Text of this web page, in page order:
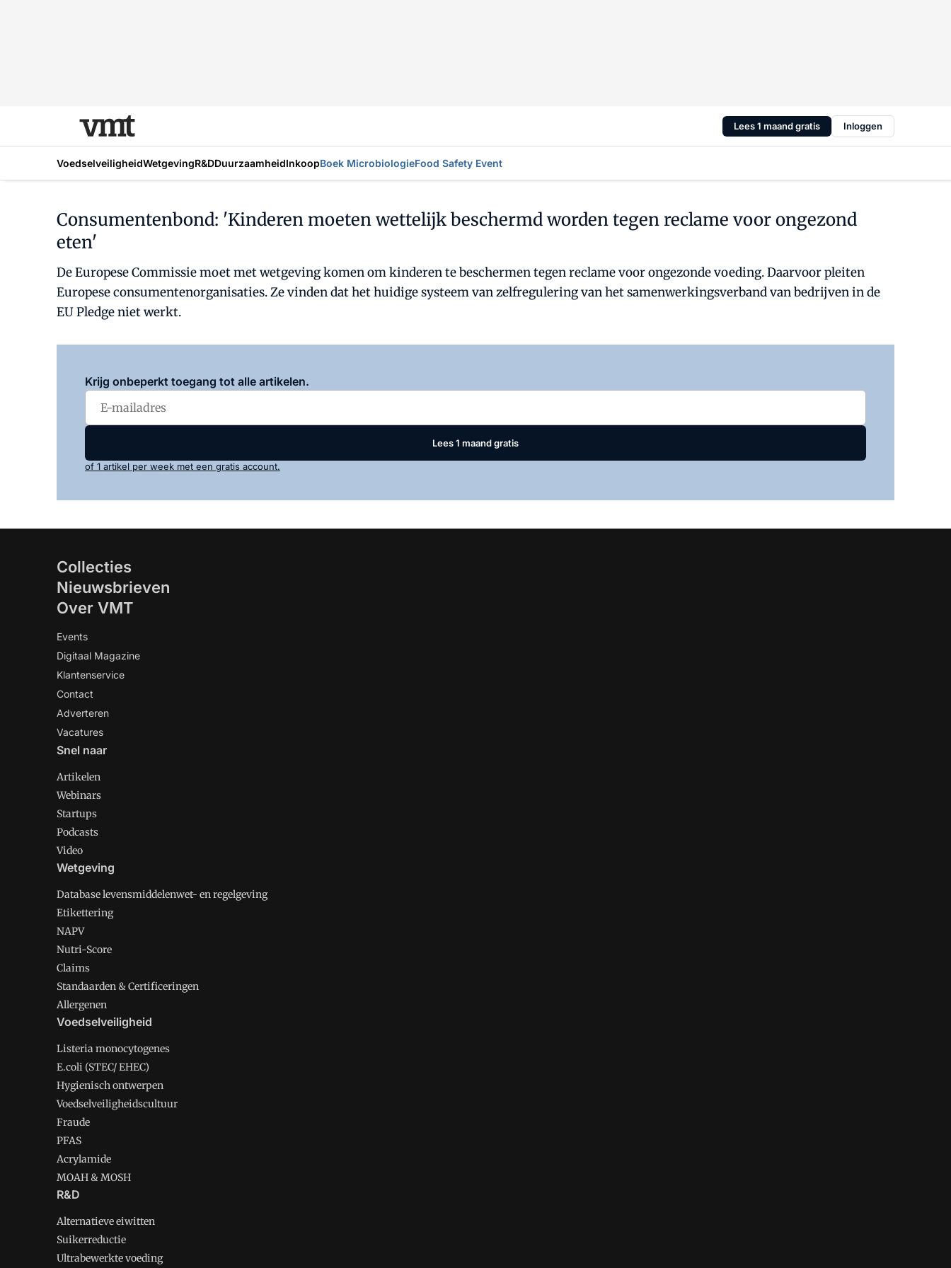
Lees 1 maand gratis Inloggen
VoedselveiligheidWetgevingR&DDuurzaamheidInkoopBoek MicrobiologieFood Safety Event
Consumentenbond: 'Kinderen moeten wettelijk beschermd worden tegen reclame voor ongezond
eten'
De Europese Commissie moet met wetgeving komen om kinderen te beschermen tegen reclame voor ongezonde voeding. Daarvoor pleiten
Europese consumentenorganisaties. Ze vinden dat het huidige systeem van zelfregulering van het samenwerkingsverband van bedrijven in de
EU Pledge niet werkt.
Krijg onbeperkt toegang tot alle artikelen.
Lees 1 maand gratis
of 1 artikel per week met een gratis account.
Collecties
Nieuwsbrieven
Over VMT
Events
Digitaal Magazine
Klantenservice
Contact
Adverteren
Vacatures
Snel naar
Artikelen
Webinars
Startups
Podcasts
Video
Wetgeving
Database levensmiddelenwet- en regelgeving
Etikettering
NAPV
Nutri-Score
Claims
Standaarden & Certificeringen
Allergenen
Voedselveiligheid
Listeria monocytogenes
E.coli (STEC/ EHEC)
Hygienisch ontwerpen
Voedselveiligheidscultuur
Fraude
PFAS
Acrylamide
MOAH & MOSH
R&D
Alternatieve eiwitten
Suikerreductie
Ultrabewerkte voeding